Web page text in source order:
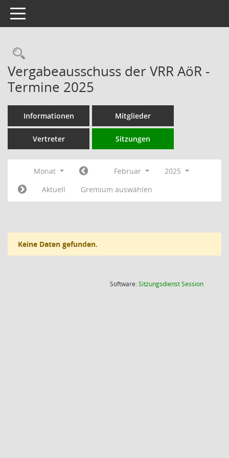
Toggle navigation
Rechercheauswahl
Vergabeausschuss der VRR AöR -
Termine 2025
Informationen Mitglieder
Vertreter Sitzungen
Monat Februar
2025
Aktuell
Gremium auswählen
Keine Daten gefunden.
Software:SitzungsdienstSession(Wird in